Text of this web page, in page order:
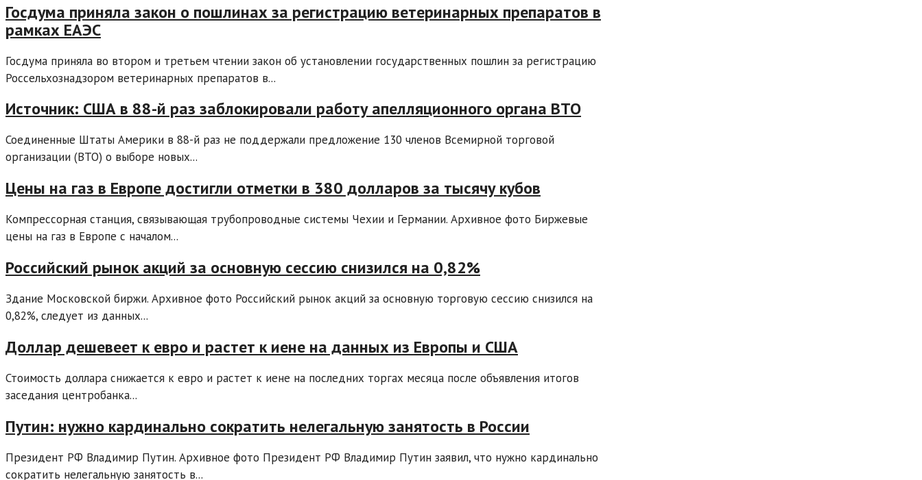
Госдума приняла закон о пошлинах за регистрацию ветеринарных препаратов в
рамках ЕАЭС
Госдума приняла во втором и третьем чтении закон об установлении государственных пошлин за регистрацию
Россельхознадзором ветеринарных препаратов в...
Источник: США в 88-й раз заблокировали работу апелляционного органа ВТО
Соединенные Штаты Америки в 88-й раз не поддержали предложение 130 членов Всемирной торговой
организации (ВТО) о выборе новых...
Цены на газ в Европе достигли отметки в 380 долларов за тысячу кубов
Компрессорная станция, связывающая трубопроводные системы Чехии и Германии. Архивное фото Биржевые
цены на газ в Европе с началом...
Российский рынок акций за основную сессию снизился на 0,82%
Здание Московской биржи. Архивное фото Российский рынок акций за основную торговую сессию снизился на
0,82%, следует из данных...
Доллар дешевеет к евро и растет к иене на данных из Европы и США
Стоимость доллара снижается к евро и растет к иене на последних торгах месяца после объявления итогов
заседания центробанка...
Путин: нужно кардинально сократить нелегальную занятость в России
Президент РФ Владимир Путин. Архивное фото Президент РФ Владимир Путин заявил, что нужно кардинально
сократить нелегальную занятость в...